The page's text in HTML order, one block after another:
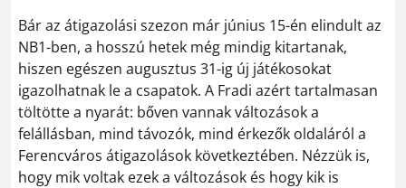
Bár az átigazolási szezon már június 15-én elindult az
NB1-ben, a hosszú hetek még mindig kitartanak,
hiszen egészen augusztus 31-ig új játékosokat
igazolhatnak le a csapatok. A Fradi azért tartalmasan
töltötte a nyarát: bőven vannak változások a
felállásban, mind távozók, mind érkezők oldaláról a
Ferencváros átigazolások következtében. Nézzük is,
hogy mik voltak ezek a változások és hogy kik is